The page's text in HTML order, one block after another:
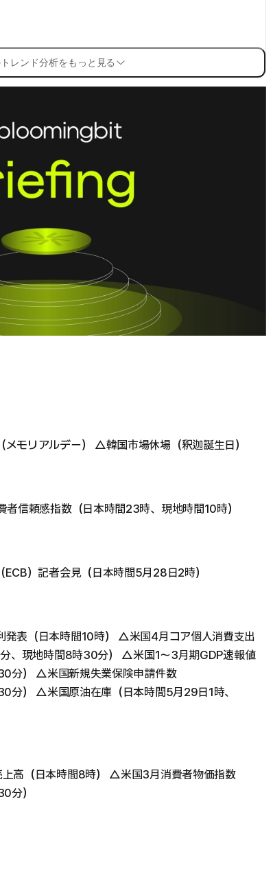
レンド分析をもっと見る
モリアルデー） △韓国市場休場（釈迦誕生日）
信頼感指数（日本時間23時、現地時間10時）
）記者会見（日本時間5月28日2時）
表（日本時間10時） △米国4月コア個人消費支出
分、現地時間8時30分） △米国1〜3月期GDP速報値
分） △米国新規失業保険申請件数
分） △米国原油在庫（日本時間5月29日1時、
高（日本時間8時） △米国3月消費者物価指数
分）